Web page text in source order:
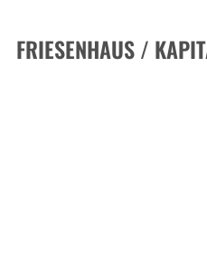
FRIESENHAUS /